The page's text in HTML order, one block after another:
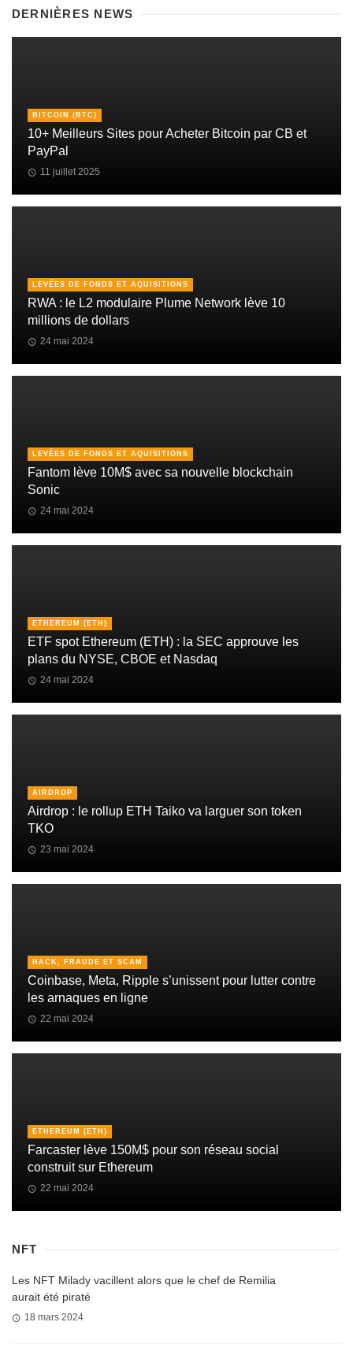
DERNIÈRES NEWS
BITCOIN (BTC)
10+ Meilleurs Sites pour Acheter Bitcoin par CB et
PayPal
11 juillet 2025
LEVÉES DE FONDS ET AQUISITIONS
RWA : le L2 modulaire Plume Network lève 10
millions de dollars
24 mai 2024
LEVÉES DE FONDS ET AQUISITIONS
Fantom lève 10M$ avec sa nouvelle blockchain
Sonic
24 mai 2024
ETHEREUM (ETH)
ETF spot Ethereum (ETH) : la SEC approuve les
plans du NYSE, CBOE et Nasdaq
24 mai 2024
AIRDROP
Airdrop : le rollup ETH Taiko va larguer son token
TKO
23 mai 2024
HACK, FRAUDE ET SCAM
Coinbase, Meta, Ripple s’unissent pour lutter contre
les arnaques en ligne
22 mai 2024
ETHEREUM (ETH)
Farcaster lève 150M$ pour son réseau social
construit sur Ethereum
22 mai 2024
NFT
Les NFT Milady vacillent alors que le chef de Remilia
aurait été piraté
18 mars 2024